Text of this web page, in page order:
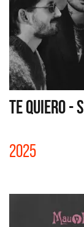
TE QUIERO -
2025